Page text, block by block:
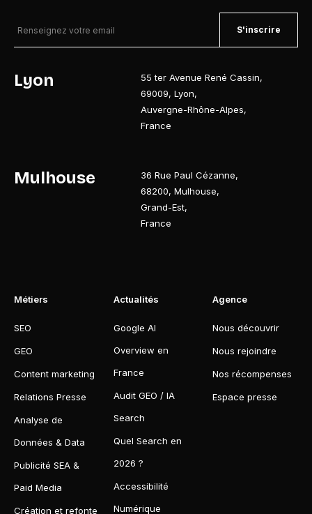
S'inscrire
Lyon 55 ter Avenue René Cassin,
69009,Lyon,
Auvergne-Rhône-Alpes,
France
Mulhouse 36 Rue Paul Cézanne,
68200,Mulhouse,
Grand-Est,
France
Métiers
SEO
GEO
Content marketing
Relations Presse
Analyse de
Données & Data
Publicité SEA &
Paid Media
Création et refonte
Actualités
Google AI
Overview en
France
Audit GEO / IA
Search
Quel Search en
2026 ?
Accessibilité
Numérique
Agence
Nous découvrir
Nous rejoindre
Nos récompenses
Espace presse